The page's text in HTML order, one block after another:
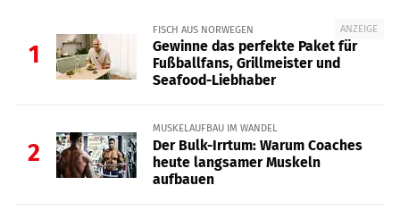
1
ANZEIGE
FISCH AUS NORWEGEN
Gewinne das perfekte Paket für
Fußballfans, Grillmeister und
Seafood-Liebhaber
2
MUSKELAUFBAU IM WANDEL
Der Bulk-Irrtum: Warum Coaches
heute langsamer Muskeln
aufbauen